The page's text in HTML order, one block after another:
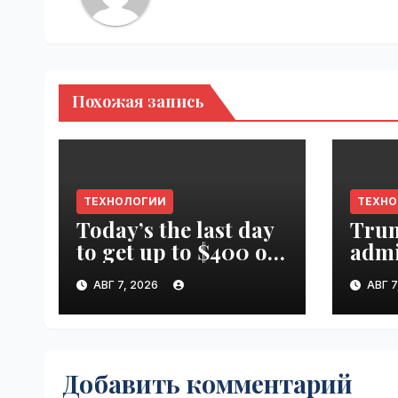
Похожая запись
ТЕХНОЛОГИИ
Today’s the last day
to get up to $400 off
your TechCrunch
Disrupt 2026 ticket |
VseTime.ru
АВГ 7, 2026 АВГ
Добавить комментарий